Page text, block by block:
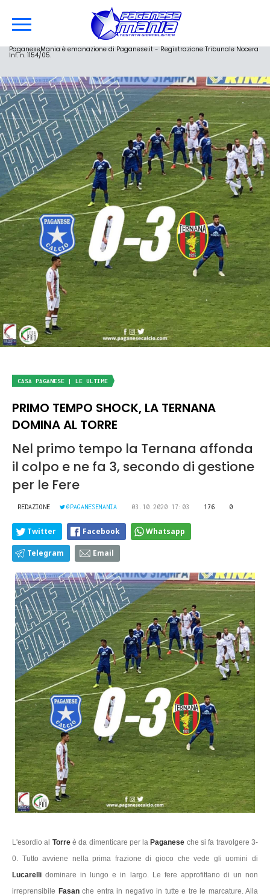
PaganeseMania è emanazione di Paganese.it - Registrazione Tribunale Nocera
Inf. n. 1154/05.
CASA PAGANESE | LE ULTIME
PRIMO TEMPO SHOCK, LA TERNANA
DOMINA AL TORRE
Nel primo tempo la Ternana affonda
il colpo e ne fa 3, secondo di gestione
per le Fere
REDAZIONE @PAGANESEMANIA 03.10.2020 17:03 176 0
Twitter Facebook Whatsapp
Telegram Email
L'esordio al Torre è da dimenticare per la Paganese che si fa travolgere 3-
0. Tutto avviene nella prima frazione di gioco che vede gli uomini di
Lucarelli dominare in lungo e in largo. Le fere approfittano di un non
irreprensibile Fasan che entra in negativo in tutte e tre le marcature. Alla